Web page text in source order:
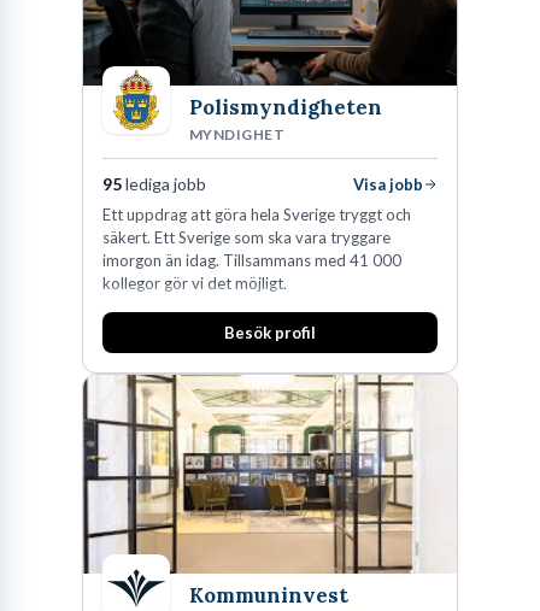
Polismyndigheten
MYNDIGHET
95lediga jobb
Visa jobb
Ett uppdrag att göra hela Sverige tryggt och
säkert. Ett Sverige som ska vara tryggare
imorgon än idag. Tillsammans med 41 000
kollegor gör vi det möjligt.
Besök profil
Kommuninvest